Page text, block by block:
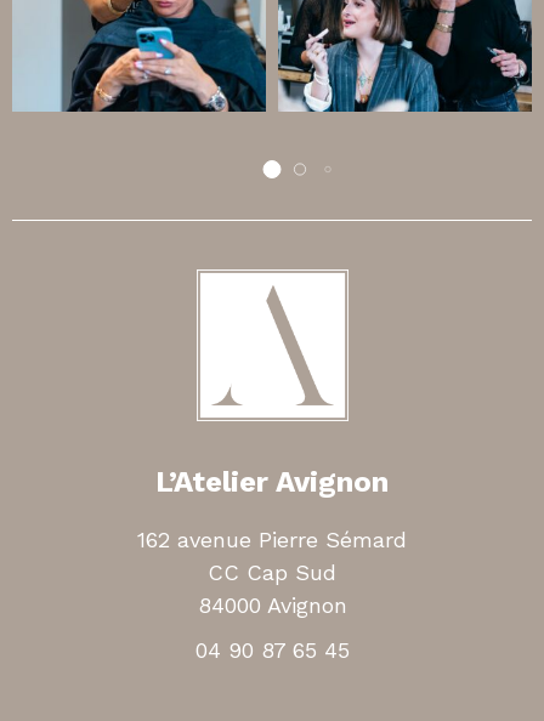
L’Atelier Avignon
162 avenue Pierre Sémard
CC Cap Sud
84000 Avignon
04 90 87 65 45